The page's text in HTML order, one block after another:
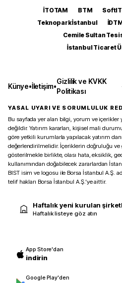
İTOTAM BTM
Teknopark İstanbul
Cemile Sultan
İstanbul Ticaret
Künye•İletişim•
Gizlilik ve KVKK
Politikası
YASAL UYARI VE SORUMLULUK
Bu sayfada yer alan bilgi, yorum ve içerikler
değildir. Yatırım kararları, kişisel mali
göre yetkili kurumlarla yapılacak yatırım
değerlendirilmelidir. İçeriklerin doğruluğu
gösterilmekle birlikte, olası hata, eksiklik,
kullanımından doğabilecek zararlardan
BIST isim ve logosu ile Borsa İstanbul A.Ş.
telif hakları Borsa İstanbul A.Ş.’ye aittir.
Haftalık yeni kurulan
Haftalık listeye göz atın
App Store'dan
indirin
Google Play'den